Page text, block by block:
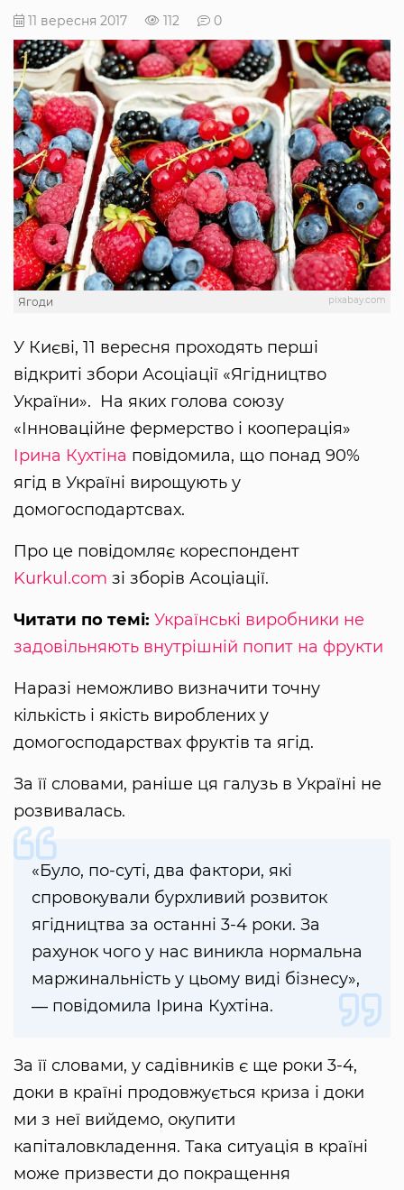
11 вересня 2017 112 0
pixabay.com
Ягоди
У Києві, 11 вересня проходять перші
відкриті збори Асоціації «Ягідництво
України». На яких голова союзу
«Інноваційне фермерство і кооперація»
Ірина Кухтіна повідомила, що понад 90%
ягід в Україні вирощують у
домогосподартсвах.
Про це повідомляє кореспондент
Kurkul.com зі зборів Асоціації.
Читати по темі: Українські виробники не
задовільняють внутрішній попит на фрукти
Наразі неможливо визначити точну
кількість і якість вироблених у
домогосподарствах фруктів та ягід.
За її словами, раніше ця галузь в Україні не
розвивалась.
«Було, по-суті, два фактори, які
спровокували бурхливий розвиток
ягідництва за останні 3-4 роки. За
рахунок чого у нас виникла нормальна
маржинальність у цьому виді бізнесу»,
― повідомила Ірина Кухтіна.
За її словами, у садівників є ще роки 3-4,
доки в країні продовжується криза і доки
ми з неї вийдемо, окупити
капіталовкладення. Така ситуація в країні
може призвести до покращення